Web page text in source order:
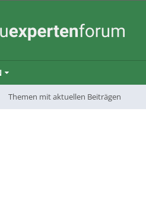
Themen mit aktuellen Beiträgen